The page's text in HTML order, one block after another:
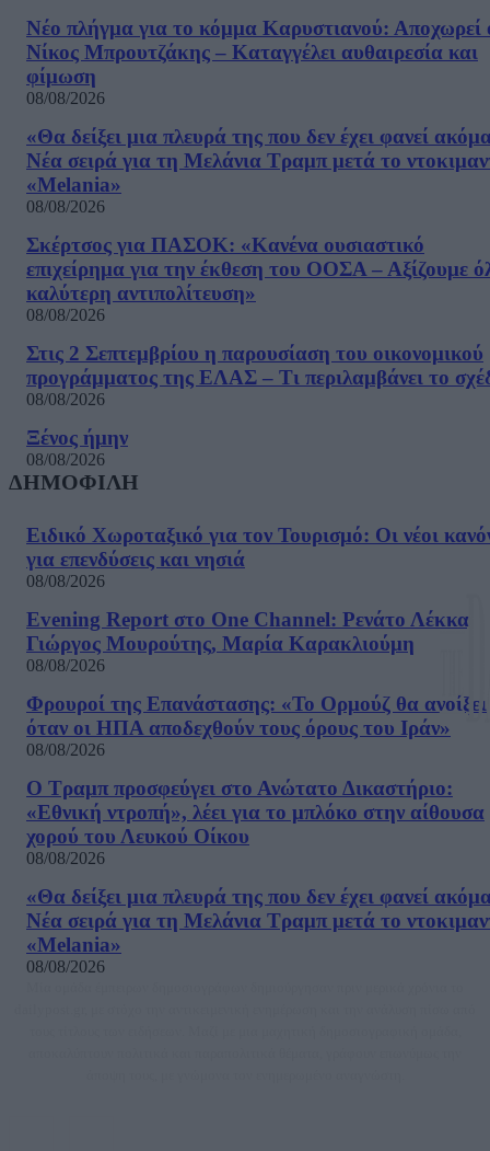
Νέο πλήγμα για το κόμμα Καρυστιανού: Αποχωρεί
Νίκος Μπρουτζάκης – Καταγγέλει αυθαιρεσία και
φίμωση
08/08/2026
«Θα δείξει μια πλευρά της που δεν έχει φανεί
Νέα σειρά για τη Μελάνια Τραμπ μετά το
«Melania»
08/08/2026
Σκέρτσος για ΠΑΣΟΚ: «Κανένα ουσιαστικό
επιχείρημα για την έκθεση του ΟΟΣΑ – Αξίζουμε
καλύτερη αντιπολίτευση»
08/08/2026
Στις 2 Σεπτεμβρίου η παρουσίαση του οικονομικού
προγράμματος της ΕΛΑΣ – Τι περιλαμβάνει το
08/08/2026
Ξένος ήμην
08/08/2026
ΔΗΜΟΦΙΛΗ
Ειδικό Χωροταξικό για τον Τουρισμό: Οι νέοι
για επενδύσεις και νησιά
08/08/2026
Evening Report στο One Channel: Ρενάτο Λέκκα,
Γιώργος Μουρούτης, Μαρία Καρακλιούμη
08/08/2026
Φρουροί της Επανάστασης: «Το Ορμούζ θα ανοίξει
όταν οι ΗΠΑ αποδεχθούν τους όρους του Ιράν»
08/08/2026
Ο Τραμπ προσφεύγει στο Ανώτατο Δικαστήριο:
«Εθνική ντροπή», λέει για το μπλόκο στην αίθουσα
χορού του Λευκού Οίκου
08/08/2026
«Θα δείξει μια πλευρά της που δεν έχει φανεί
Νέα σειρά για τη Μελάνια Τραμπ μετά το
«Melania»
08/08/2026